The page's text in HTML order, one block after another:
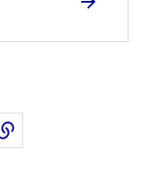
LinkedInpar email